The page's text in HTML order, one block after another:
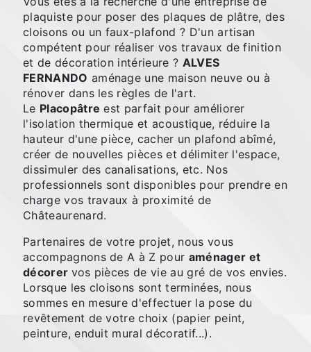
plaquiste pour poser des plaques de plâtre, des
cloisons ou un faux-plafond ? D'un artisan
compétent pour réaliser vos travaux de finition
et de décoration intérieure ? ALVES
FERNANDO aménage une maison neuve ou à
rénover dans les règles de l'art.
Le Placopâtre est parfait pour améliorer
l'isolation thermique et acoustique, réduire la
hauteur d'une pièce, cacher un plafond abîmé,
créer de nouvelles pièces et délimiter l'espace,
dissimuler des canalisations, etc. Nos
professionnels sont disponibles pour prendre en
charge vos travaux à proximité de
Châteaurenard.
Partenaires de votre projet, nous vous
accompagnons de A à Z pour aménager et
décorer vos pièces de vie au gré de vos envies.
Lorsque les cloisons sont terminées, nous
sommes en mesure d'effectuer la pose du
revêtement de votre choix (papier peint,
peinture, enduit mural décoratif...).